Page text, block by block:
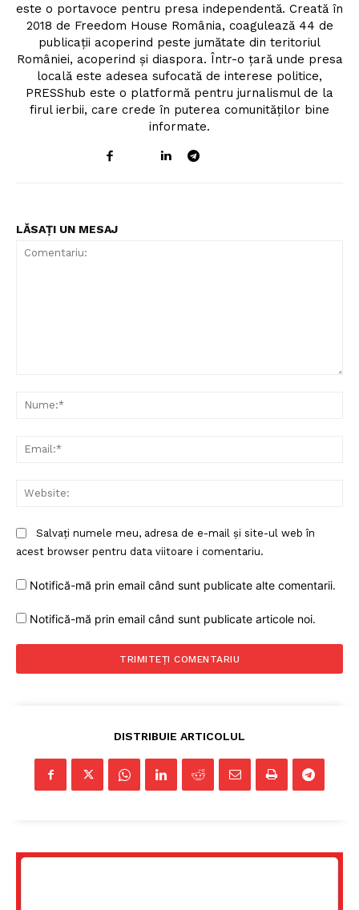
este o portavoce pentru presa independentă. Creată în
2018 de Freedom House România, coagulează 44 de
publicații acoperind peste jumătate din teritoriul
României, acoperind și diaspora. Într-o țară unde presa
locală este adesea sufocată de interese politice,
PRESShub este o platformă pentru jurnalismul de la
firul ierbii, care crede în puterea comunităților bine
informate.
LĂSAȚI UN MESAJ
Salvați numele meu, adresa de e-mail și site-ul web în
acest browser pentru data viitoare i comentariu.
Notifică-mă prin email când sunt publicate alte comentarii.
Notifică-mă prin email când sunt publicate articole noi.
DISTRIBUIE ARTICOLUL